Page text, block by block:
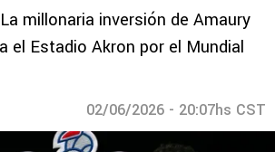
millonaria inversión de Amaury
el Estadio Akron por el Mundial
02/06/2026 - 20:07hs CST